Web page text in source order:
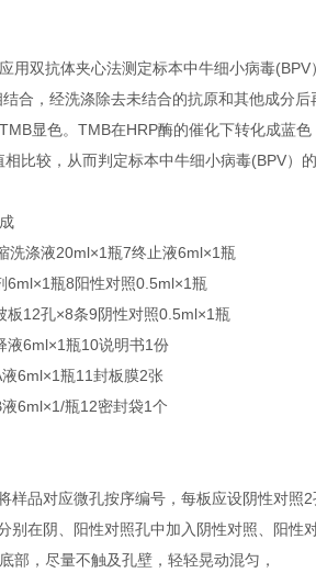
用双抗体夹心法测定标本中牛细小病毒
结合，经洗涤除去未结合的抗原和其他成分
显色。TMB在HRP酶的催化下转化成蓝
相比较，从而判定标本中牛细小病毒(BPV）
洗涤液20ml×1瓶7终止液6ml×1瓶
6ml×1瓶8阳性对照0.5ml×1瓶
板12孔×8条9阴性对照0.5ml×1瓶
液6ml×1瓶10说明书1份
6ml×1瓶11封板膜2张
6ml×1/瓶12密封袋1个
样品对应微孔按序编号，每板应设阴性对
别在阴、阳性对照孔中加入阴性对照、阳
部，尽量不触及孔壁，轻轻晃动混匀，